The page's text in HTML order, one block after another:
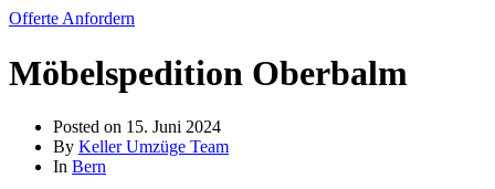
Offerte Anfordern
Möbelspedition Oberbalm
Posted on 15. Juni 2024
By Keller Umzüge Team
In Bern